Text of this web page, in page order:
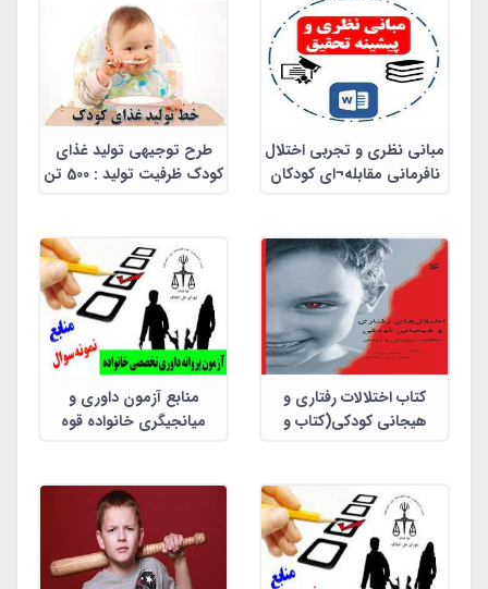
مبانی نظری و تجربی اختلال
نافرمانی مقابله¬ای کودکان
طرح توجیهی تولید غذای
کودک ظرفیت تولید : 500 تن
کتاب اختلالات رفتاری و
هیجانی کودکی(کتاب و
منابع آزمون داوری و
میانجیگری خانواده قوه
کودکان)شامل کتاب و جزوه و
نمونه سئوالات